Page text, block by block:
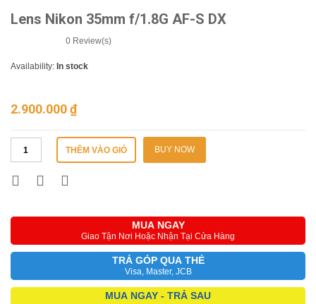
Lens Nikon 35mm f/1.8G AF-S DX
0 Review(s)
Availability: In stock
2.900.000₫
THÊM VÀO GIỎ BUY NOW
MUA NGAY
Giao Tận Nơi Hoặc Nhận Tại Cửa Hàng
TRẢ GÓP QUA THẺ
Visa, Master, JCB
MUA NGAY - TRẢ SAU